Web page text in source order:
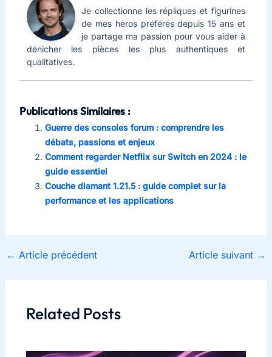
Je collectionne les répliques et figurines
de mes héros préférés depuis 15 ans et
je partage ma passion pour vous aider à
dénicher les pièces les plus authentiques et
qualitatives.
Publications Similaires :
Guerre des consoles forum : comprendre les
débats, passions et enjeux
Comment regarder Netflix sur Switch en 2024 : le
guide essentiel
Couche diamant 1.21.5 : guide complet sur la
performance et les applications
← Article précédent Article suivant →
Related Posts